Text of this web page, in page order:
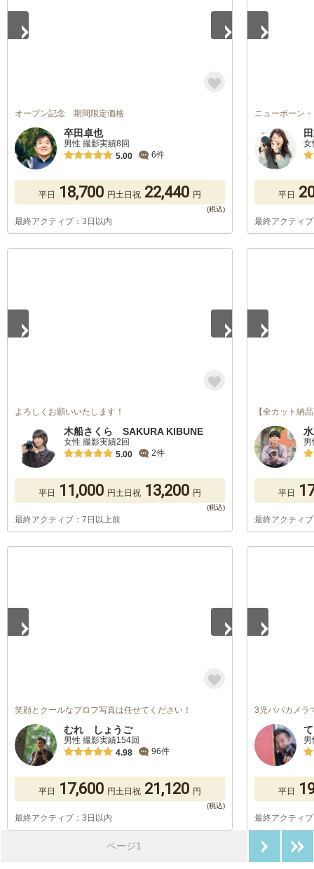
オープン記念 期間限定価格
卒田卓也
男性 撮影実績8回
5.00
6件
平日 18,700 円土日祝 22,440 円
最終アクティブ：3日以内
ニューボーン
女
平日
最終アクティ
よろしくお願いいたします！
木船さくら SAKURA KIBUNE
女性 撮影実績2回
5.00
2件
平日 11,000 円土日祝 13,200 円
最終アクティブ：7日以上前
【全カット納
平日
最終アクティ
笑顔とクールなプロフ写真は任せてください！
むれ しょうご
男性 撮影実績154回
4.98
96件
平日 17,600 円土日祝 21,120 円
最終アクティブ：3日以内
3児パパカメラ
平日
最終アクティ
ページ1